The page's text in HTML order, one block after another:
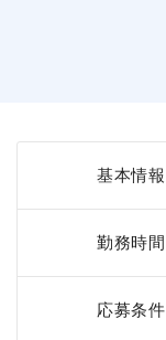
基本情報
勤務時間
応募条件